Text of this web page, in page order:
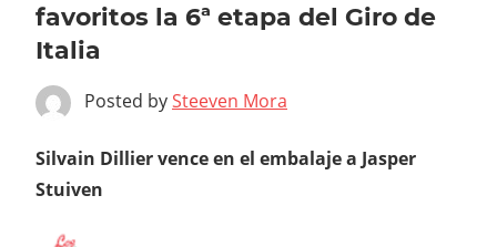
favoritos la 6ª etapa del Giro de
Italia
Posted bySteeven Mora
Silvain Dillier vence en el embalaje a Jasper
Stuiven